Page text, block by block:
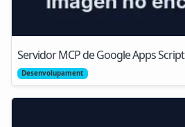
Servidor MCP de Google Apps Script
Desenvolupament